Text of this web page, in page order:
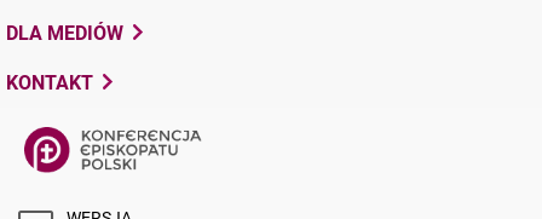
DLA MEDIÓW
KONTAKT